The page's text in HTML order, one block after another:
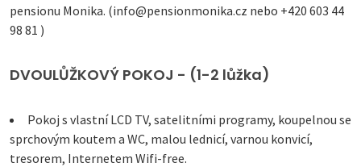
pensionu Monika. (info@pensionmonika.cz nebo +420 603 44
98 81 )
DVOULŮŽKOVÝ POKOJ - (1-2 lůžka)
Pokoj s vlastní LCD TV, satelitními programy, koupelnou se
sprchovým koutem a WC, malou lednicí, varnou konvicí,
tresorem, Internetem Wifi-free.